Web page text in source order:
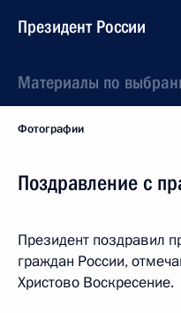
Президент России
Материалы по
Фотографии
Поздравление с
Президент поздравил
граждан России,
Христово Воскресение.